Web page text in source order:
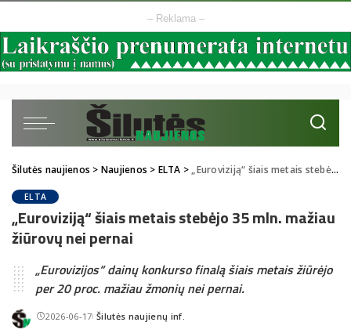
– Reklama –
Šilutės naujienos > Naujienos > ELTA > „Euroviziją“ šiais metais stebėjo 35 mln. mažiau žiūrovų nei pernai
ELTA
„Euroviziją“ šiais metais stebėjo 35 mln. mažiau
žiūrovų nei pernai
„Eurovizijos“ dainų konkurso finalą šiais metais žiūrėjo
per 20 proc. mažiau žmonių nei pernai.
2026-06-17Posted
Šilutės naujienų inf.